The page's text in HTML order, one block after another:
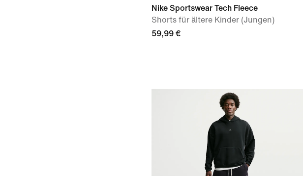
Nike Sportswear Tech Fleece
Shorts für ältere Kinder (Jungen)
59,99 €